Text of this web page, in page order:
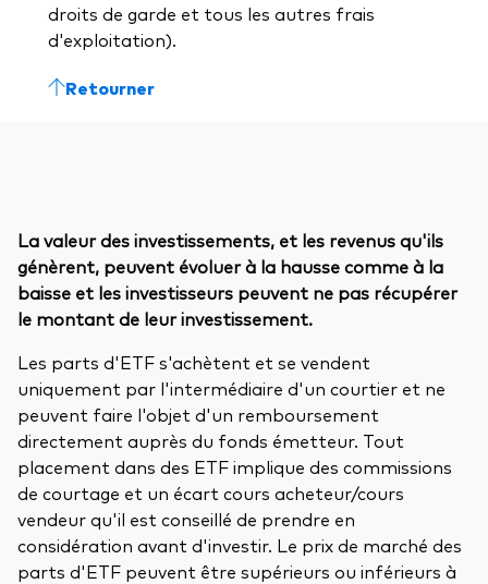
droits de garde et tous les autres frais
d'exploitation).
Retourner
La valeur des investissements, et les revenus qu'ils
génèrent, peuvent évoluer à la hausse comme à la
baisse et les investisseurs peuvent ne pas récupérer
le montant de leur investissement.
Les parts d'ETF s'achètent et se vendent
uniquement par l'intermédiaire d'un courtier et ne
peuvent faire l'objet d'un remboursement
directement auprès du fonds émetteur. Tout
placement dans des ETF implique des commissions
de courtage et un écart cours acheteur/cours
vendeur qu'il est conseillé de prendre en
considération avant d'investir. Le prix de marché des
parts d'ETF peuvent être supérieurs ou inférieurs à